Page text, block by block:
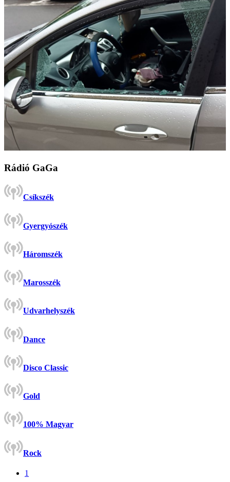
Rádió GaGa
Csíkszék
Gyergyószék
Háromszék
Marosszék
Udvarhelyszék
Dance
Disco Classic
Gold
100% Magyar
Rock
1